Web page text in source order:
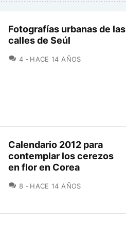
Fotografías urbanas de las
calles de Seúl
4 COMENTARIOS
HACE 14 AÑOS
Calendario 2012 para
contemplar los cerezos
en flor en Corea
8 COMENTARIOS
HACE 14 AÑOS